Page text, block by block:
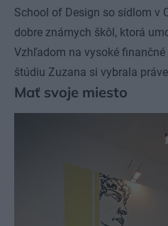
School of Design so sídlom v
dobre známych škôl, ktorá
Vzhľadom na vysoké
štúdiu Zuzana si vybrala
Mať svoje miesto